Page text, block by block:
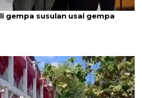
gempa susulan usai gempa